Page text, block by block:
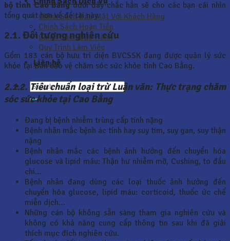
Chính Sách Bảo Mật Với Khách Hàng
Chính Sách Hoàn Tiền
Chính Sách Bảo Hành
Quy Trình Làm Việc
Liên hệ
bộ tỉnh Cao Bằng dưới đây chắc hẳn sẽ cho các bạn cái nhìn
tổng quát hơn về đề tài này.
2.1. Đối tượng nghiên cứu
Gồm 183 cán bộ hưu trí diện BVCSSK đang được quản lý sức
khỏe tại Ban bảo vệ chăm sóc sức khỏe tỉnh Cao Bằng.
2.1.2. Tiêu chuẩn loại trừ Luận văn: Thực trạng chăm
sóc sức khỏe tại Cao Bằng
Đang bị bệnh nhiễm trùng cấp tính nặng
Bệnh nhân mắc bệnh ác tính hay suy tim, suy gan, suy thận
nặng
Bệnh nhân mắc các bệnh ảnh hưởng đến chuyển hóa
glucose và lipid máu: Thận hư nhiễm mỡ, Cushing, to đầu
chi…
Bệnh nhân đang dùng các loại thuốc ảnh hưởng đến
chuyển hóa glucose, lipid máu: corticoid, thuốc ức chế
miễn dịch…
Những cán bộ không sẵn sàng tham gia nghiên cứu và
không có khả năng cung cấp thông tin sau khi đã giải
thích mục đích nghiên cứu.